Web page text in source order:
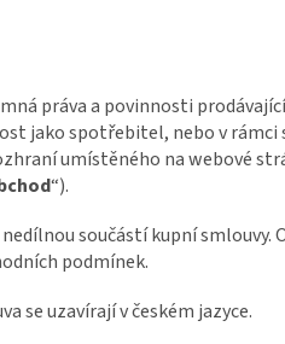
práva a povinnosti
jako spotřebitel, nebo v rámci
umístěného na webové
“).
součástí kupní smlouvy.
podmínek.
se uzavírají v českém jazyce.